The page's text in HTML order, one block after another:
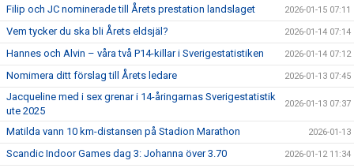
Filip och JC nominerade till Årets prestation landslaget 2026-01-15 07:11
Vem tycker du ska bli Årets eldsjäl? 2026-01-14 07:14
Hannes och Alvin – våra två P14-killar i Sverigestatistiken 2026-01-14 07:12
Nomimera ditt förslag till Årets ledare 2026-01-13 07:45
Jacqueline med i sex grenar i 14-åringarnas Sverigestatistik
ute 2025
2026-01-13 07:37
Matilda vann 10 km-distansen på Stadion Marathon 2026-01-13
Scandic Indoor Games dag 3: Johanna över 3.70 2026-01-12 11:34